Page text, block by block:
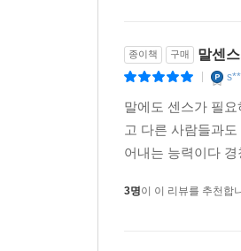
종이책 구매 말센
말에도 센스가 필
고 다른 사람들과
어내는 능력이다
3명이 이 리뷰를 추천합